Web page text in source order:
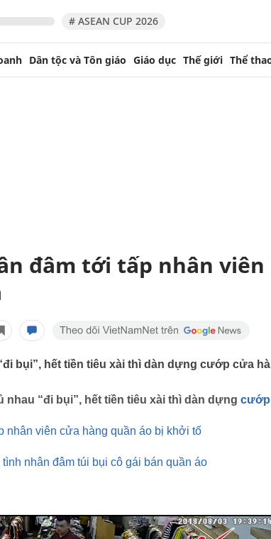
# ASEAN CUP 2026
Dân tộc và Tôn giáo Giáo dục Thế giới Thể
đâm tới tấp nhân viên
bụi”, hết tiền tiêu xài thì dàn dựng cướp cửa
nhau “đi bụi”, hết tiền tiêu xài thì dàn dựng cướp
nhân viên cửa hàng quần áo bị khởi tố
nhân đâm túi bụi cô gái bán quần áo